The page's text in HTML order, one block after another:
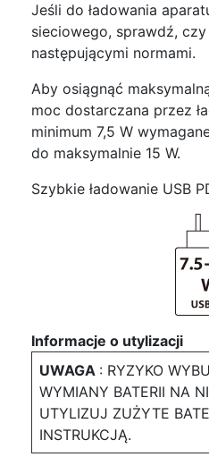
Jeśli do ładowania
sieciowego, sprawdź,
następującymi normami.
Aby osiągnąć
moc dostarczana przez
minimum 7,5 W
do maksymalnie 15 W.
Szybkie ładowanie USB
Informacje o utylizacji
UWAGA : RYZYKO
WYMIANY BATERII NA
UTYLIZUJ ZUŻYTE
INSTRUKCJĄ.